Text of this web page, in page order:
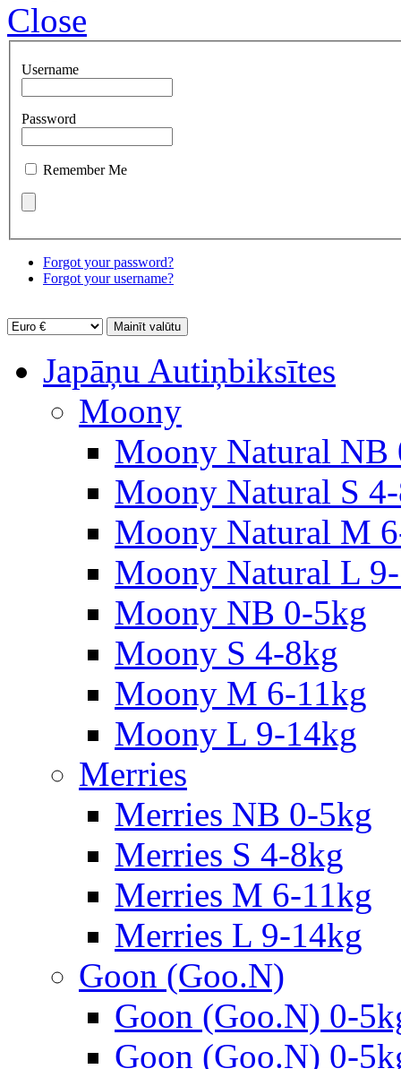
Close
Username
Password
Remember Me
Forgot your password?
Forgot your username?
Japāņu Autiņbiksītes
Moony
Moony Natural NB
Moony Natural S
Moony Natural M
Moony Natural L
Moony NB 0-5kg
Moony S 4-8kg
Moony M 6-11kg
Moony L 9-14kg
Merries
Merries NB 0-5kg
Merries S 4-8kg
Merries M 6-11kg
Merries L 9-14kg
Goon (Goo.N)
Goon (Goo.N) 0-
Goon (Goo.N) 0-